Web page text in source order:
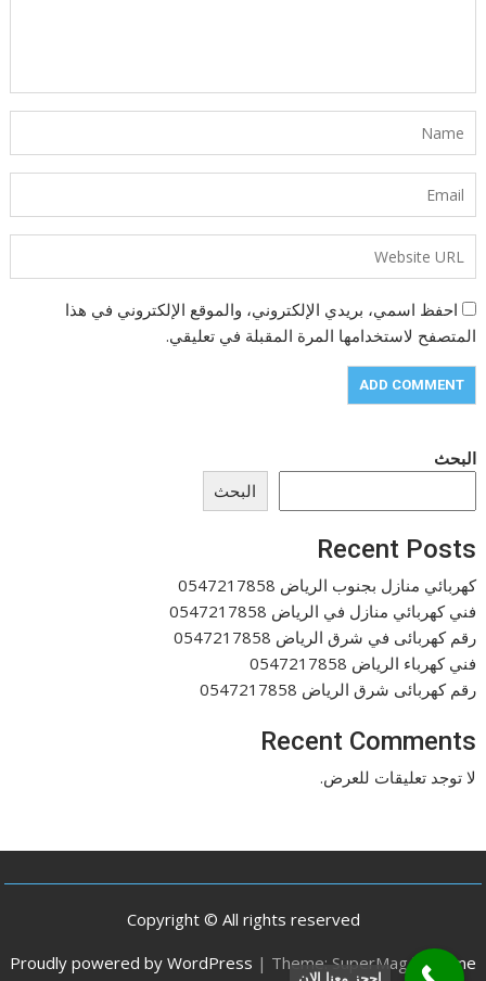
احفظ اسمي، بريدي الإلكتروني، والموقع الإلكتروني في هذا
المتصفح لاستخدامها المرة المقبلة في تعليقي.
البحث
البحث
Recent Posts
كهربائي منازل بجنوب الرياض 0547217858
فني كهربائي منازل في الرياض 0547217858
رقم كهربائى في شرق الرياض 0547217858
فني كهرباء الرياض 0547217858
رقم كهربائى شرق الرياض 0547217858
Recent Comments
لا توجد تعليقات للعرض.
Copyright © All rights reserved
Proudly powered by WordPress | Theme: SuperMag by
Acme